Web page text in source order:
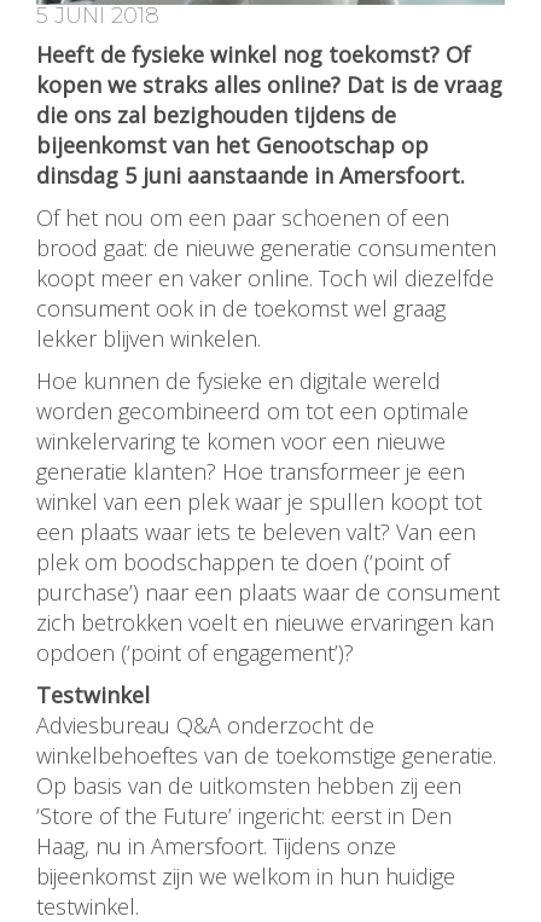
5 JUNI 2018
Heeft de fysieke winkel nog toekomst? Of
kopen we straks alles online? Dat is de vraag
die ons zal bezighouden tijdens de
bijeenkomst van het Genootschap op
dinsdag 5 juni aanstaande in Amersfoort.
Of het nou om een paar schoenen of een
brood gaat: de nieuwe generatie consumenten
koopt meer en vaker online. Toch wil diezelfde
consument ook in de toekomst wel graag
lekker blijven winkelen.
Hoe kunnen de fysieke en digitale wereld
worden gecombineerd om tot een optimale
winkelervaring te komen voor een nieuwe
generatie klanten? Hoe transformeer je een
winkel van een plek waar je spullen koopt tot
een plaats waar iets te beleven valt? Van een
plek om boodschappen te doen (‘point of
purchase’) naar een plaats waar de consument
zich betrokken voelt en nieuwe ervaringen kan
opdoen (‘point of engagement’)?
Testwinkel
Adviesbureau Q&A onderzocht de
winkelbehoeftes van de toekomstige generatie.
Op basis van de uitkomsten hebben zij een
‘Store of the Future’ ingericht: eerst in Den
Haag, nu in Amersfoort. Tijdens onze
bijeenkomst zijn we welkom in hun huidige
testwinkel.